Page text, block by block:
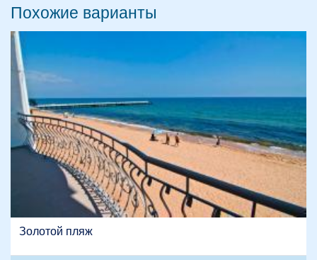
Похожие варианты
Золотой пляж